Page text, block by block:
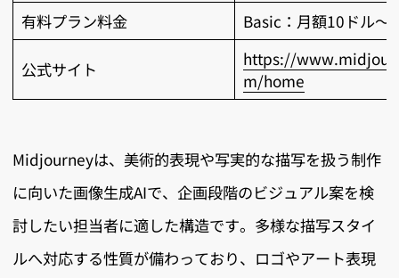
有料プラン料金
Basic：月額10ドル～
公式サイト
https://
m/home
Midjourneyは、美術的表現や写実的な描写を扱う制作
に向いた画像生成AIで、企画段階のビジュアル案を検
討したい担当者に適した構造です。多様な描写スタイ
ルへ対応する性質が備わっており、ロゴやアート表現